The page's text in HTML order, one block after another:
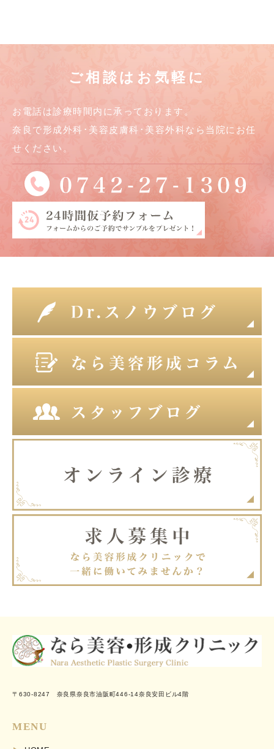
ご相談はお気軽に
お電話は診療時間内に承っております。
奈良で形成外科･美容皮膚科･美容外科なら当院にお任
せください。
〒630-8247 奈良県奈良市油阪町446-14奈良安田ビル4階
MENU